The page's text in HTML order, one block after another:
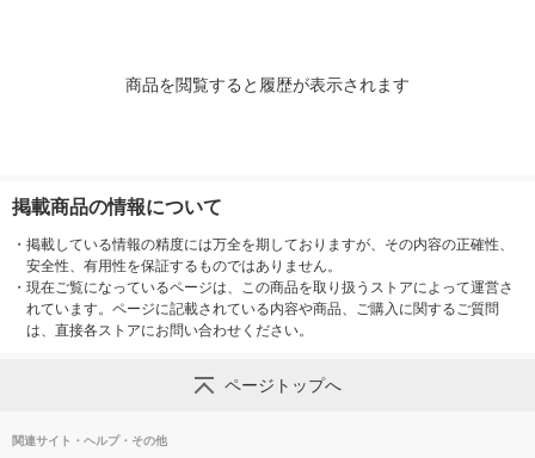
商品を閲覧すると履歴が表示されます
掲載商品の情報について
・ 掲載している情報の精度には万全を期しておりますが、その内容の正確性、
安全性、有用性を保証するものではありません。
・ 現在ご覧になっているページは、この商品を取り扱うストアによって運営さ
れています。ページに記載されている内容や商品、ご購入に関するご質問
は、直接各ストアにお問い合わせください。
ページトップへ
関連サイト・ヘルプ・その他